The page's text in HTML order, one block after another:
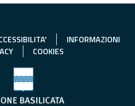
INFORMAZIONI
COOKIES